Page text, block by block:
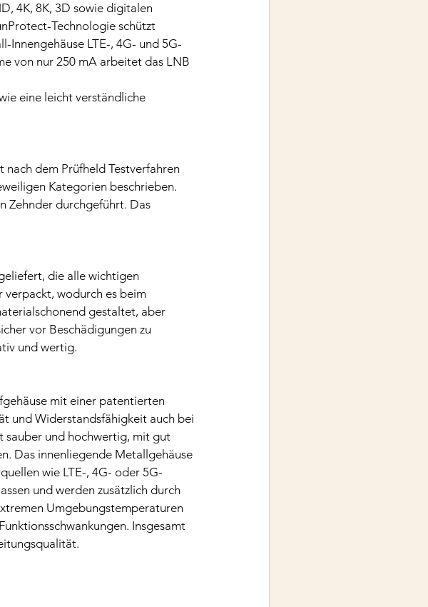
4K, 8K, 3D sowie digitalen
Technologie schützt
Innengehäuse LTE-, 4G- und 5G-
von nur 250 mA arbeitet das LNB
eine leicht verständliche
dem Prüfheld Testverfahren
Kategorien beschrieben.
Zehnder durchgeführt. Das
die alle wichtigen
verpackt, wodurch es beim
gestaltet, aber
vor Beschädigungen zu
und wertig.
mit einer patentierten
und Widerstandsfähigkeit auch bei
sauber und hochwertig, mit gut
Das innenliegende Metallgehäuse
wie LTE-, 4G- oder 5G-
und werden zusätzlich durch
Umgebungstemperaturen
Insgesamt